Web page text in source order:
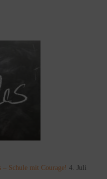
– Schule mit Courage! 4. Juli